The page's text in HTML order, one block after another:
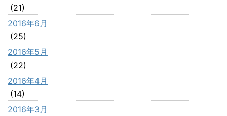
(21)
2016年6月
(25)
2016年5月
(22)
2016年4月
(14)
2016年3月